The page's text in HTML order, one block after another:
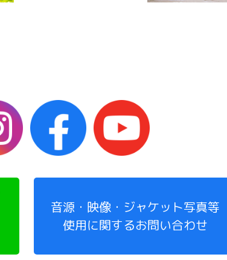
音源・映像・ジャケット写真等
使用に関するお問い合わせ